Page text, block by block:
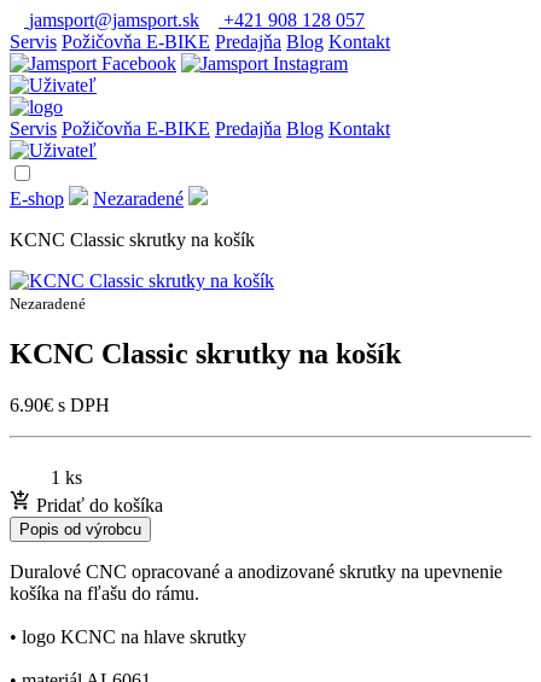
jamsport@jamsport.sk
+421 908 128 057
Servis Požičovňa E-BIKE Predajňa Blog Kontakt
Servis Požičovňa E-BIKE Predajňa Blog Kontakt
E-shop
Nezaradené
KCNC Classic skrutky na košík
Nezaradené
KCNC Classic skrutky na košík
6.90€ s DPH
1 ks
Pridať do košíka
Popis od výrobcu
Duralové CNC opracované a anodizované skrutky na upevnenie
košíka na fľašu do rámu.
• logo KCNC na hlave skrutky